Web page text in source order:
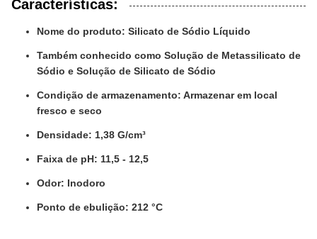
Características:
Nome do produto: Silicato de Sódio Líquido
Também conhecido como Solução de Metassilicato de
Sódio e Solução de Silicato de Sódio
Condição de armazenamento: Armazenar em local
fresco e seco
Densidade: 1,38 G/cm³
Faixa de pH: 11,5 - 12,5
Odor: Inodoro
Ponto de ebulição: 212 °C